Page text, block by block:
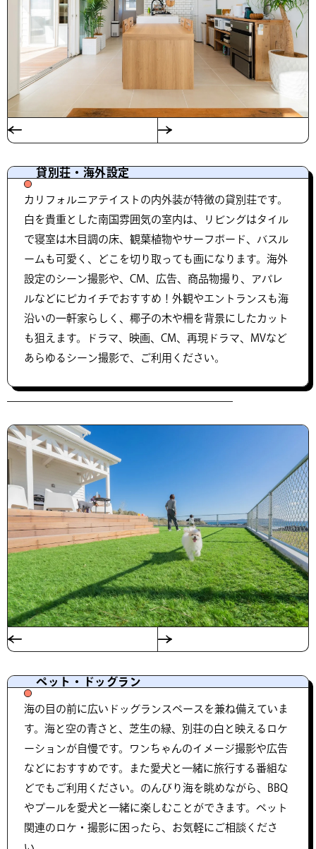
貸別荘・海外設定
カリフォルニアテイストの内外装が特徴の貸別荘です。
白を貴重とした南国雰囲気の室内は、リビングはタイル
で寝室は木目調の床、観葉植物やサーフボード、バスル
ームも可愛く、どこを切り取っても画になります。海外
設定のシーン撮影や、CM、広告、商品物撮り、アパレ
ルなどにピカイチでおすすめ！外観やエントランスも海
沿いの一軒家らしく、椰子の木や柵を背景にしたカット
も狙えます。ドラマ、映画、CM、再現ドラマ、MVなど
あらゆるシーン撮影で、ご利用ください。
ペット・ドッグラン
海の目の前に広いドッグランスペースを兼ね備えていま
す。海と空の青さと、芝生の緑、別荘の白と映えるロケ
ーションが自慢です。ワンちゃんのイメージ撮影や広告
などにおすすめです。また愛犬と一緒に旅行する番組な
どでもご利用ください。のんびり海を眺めながら、BBQ
やプールを愛犬と一緒に楽しむことができます。ペット
関連のロケ・撮影に困ったら、お気軽にご相談くださ